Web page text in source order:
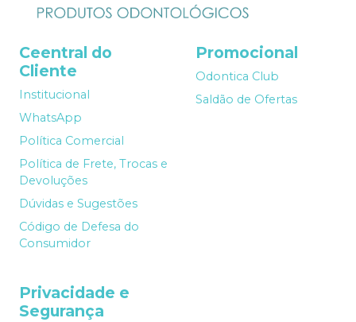
Ceentral do
Cliente
Institucional
WhatsApp
Política Comercial
Política de Frete, Trocas e
Devoluções
Dúvidas e Sugestões
Código de Defesa do
Consumidor
Promocional
Odontica Club
Saldão de Ofertas
Privacidade e
Segurança